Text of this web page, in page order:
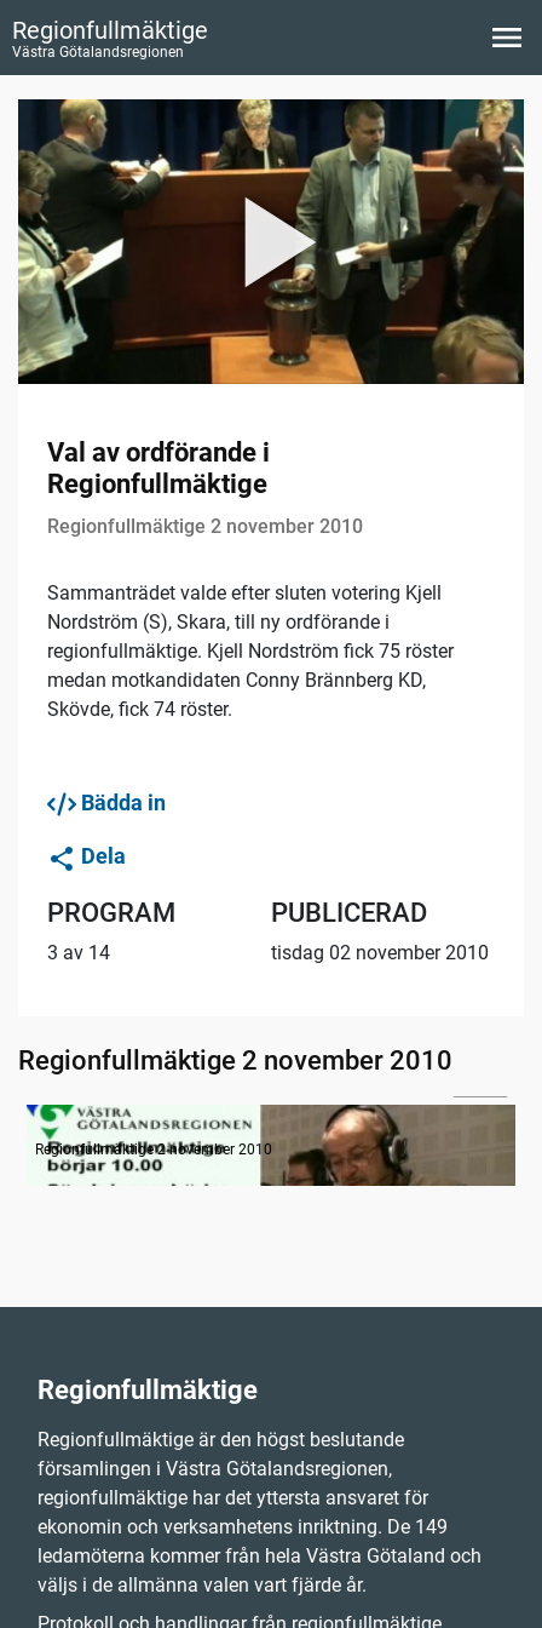
Regionfullmäktige
Västra Götalandsregionen
Val av ordförande i
Regionfullmäktige
Regionfullmäktige 2 november 2010
Sammanträdet valde efter sluten votering Kjell
Nordström (S), Skara, till ny ordförande i
regionfullmäktige. Kjell Nordström fick 75 röster
medan motkandidaten Conny Brännberg KD,
Skövde, fick 74 röster.
Bädda in
Dela
PROGRAM
3 av 14
PUBLICERAD
tisdag 02 november 2010
Regionfullmäktige 2 november 2010
Information
Regionfullmäktige 2 november 2010
Regionfullmäktige
Regionfullmäktige är den högst beslutande
församlingen i Västra Götalandsregionen,
regionfullmäktige har det yttersta ansvaret för
ekonomin och verksamhetens inriktning. De 149
ledamöterna kommer från hela Västra Götaland och
väljs i de allmänna valen vart fjärde år.